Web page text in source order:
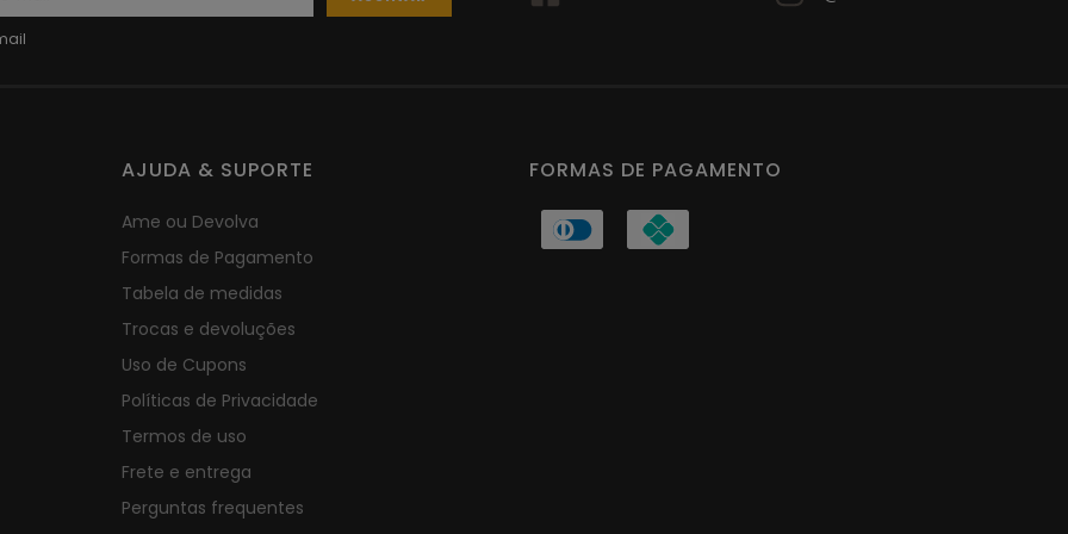
AJUDA & SUPORTE
Ame ou Devolva
Formas de Pagamento
Tabela de medidas
Trocas e devoluções
Uso de Cupons
Políticas de Privacidade
Termos de uso
Frete e entrega
Perguntas frequentes
FORMAS DE PAGAMENTO